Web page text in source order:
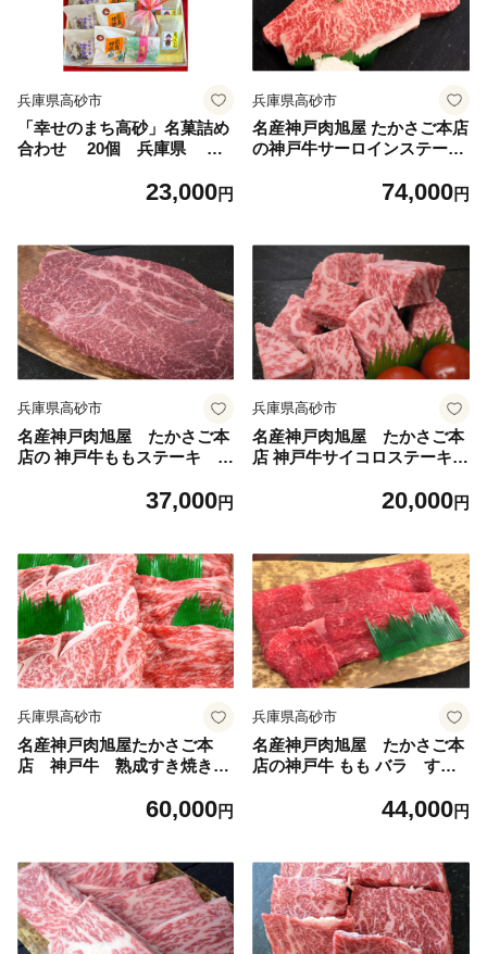
兵庫県高砂市
「幸せのまち高砂」名菓詰め
合わせ 20個 兵庫県 高
23,000円
兵庫県高砂市
名産神戸肉旭屋 たかさご本店
の神戸牛サーロインステーキ
74,000円
兵庫県高砂市
名産神戸肉旭屋 たかさご本
店の 神戸牛ももステーキ 2
ビーフブランド 高級和牛
37,000円
兵庫県高砂市
名産神戸肉旭屋 たかさご本
店 神戸牛サイコロステーキ
フブランド 高級和牛 神戸
20,000円
兵庫県高砂市
名産神戸肉旭屋たかさご本
店 神戸牛 熟成すき焼き用
神戸ビーフブランド 高級和
60,000円
兵庫県高砂市
名産神戸肉旭屋 たかさご本
店の神戸牛 もも バラ すき
神戸ビーフブランド 高級和
44,000円